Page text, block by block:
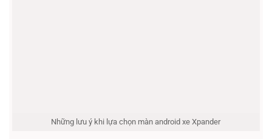
Những lưu ý khi lựa chọn màn android xe Xpander